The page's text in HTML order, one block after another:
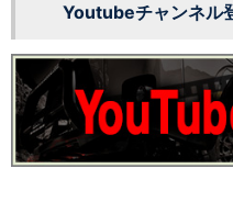
Youtubeチャンネル